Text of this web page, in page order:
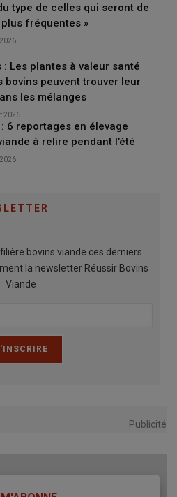
type de celles qui seront de
fréquentes »
: Les plantes à valeur santé
bovins peuvent trouver leur
les mélanges
2026
6 reportages en élevage
à relire pendant l’été
bovins viande ces derniers
la newsletter Réussir Bovins
Viande
Publicité